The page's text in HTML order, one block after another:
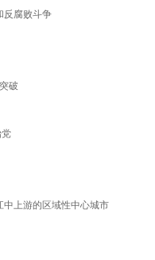
反腐败斗争
破
中上游的区域性中心城市